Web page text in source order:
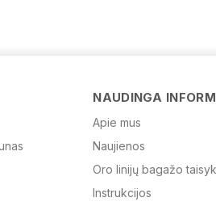
NAUDINGA
Apie mus
Naujienos
Oro linijų bagažo
Instrukcijos